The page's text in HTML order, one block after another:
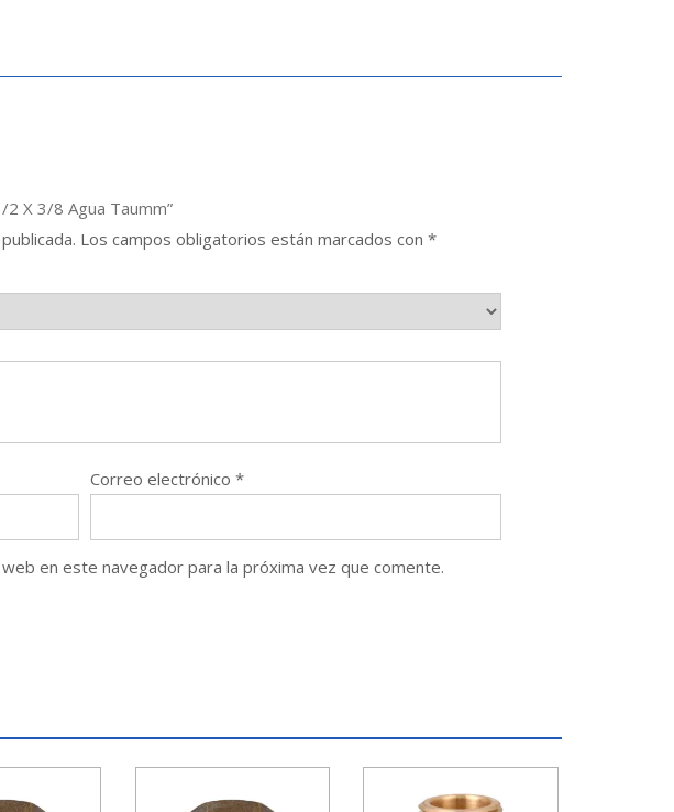
X 3/8 Agua Taumm”
Los campos obligatorios están marcados con *
Correo electrónico *
en este navegador para la próxima vez que comente.